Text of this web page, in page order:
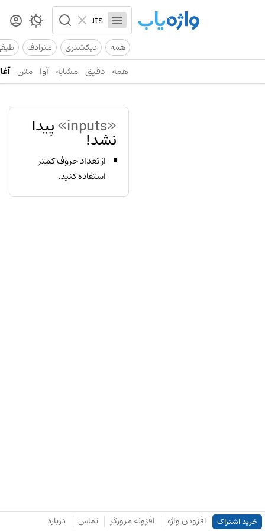
همه دیکشنری مترادف
همه دقیق مشابه آوا متن
«inputs» پیدا
نشد!
از تعداد حروف کمتر
استفاده کنید.
خرید اشتراک افزودن واژه افزونه مرورگر تماس درباره